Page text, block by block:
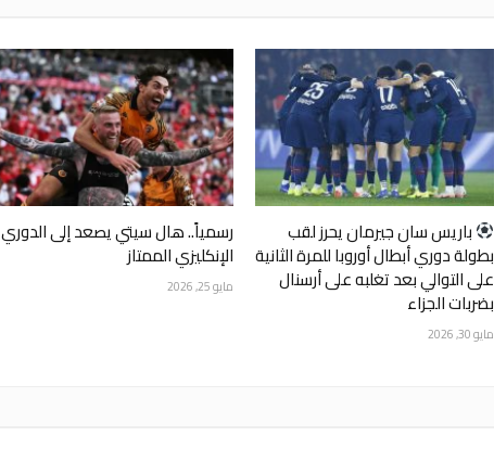
‏باريس سان جيرمان يحرز لقب
بطولة دوري أبطال أوروبا للمرة الثانية
على التوالي بعد تغلبه على أرسنال
بضربات الجزاء
مايو 30, 2026
رسمياً.. هال سيتي يصعد إلى الدوري
الإنكليزي الممتاز
مايو 25, 2026